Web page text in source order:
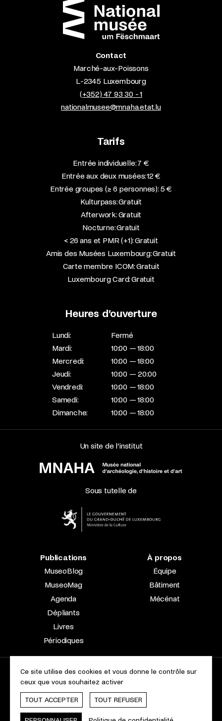
Contact
Marché-aux-Poissons
L-2345 Luxembourg
(+352) 47 93 30 - 1
nationalmusee@mnaha.etat.lu
Tarifs
Entrée individuelle: 7 €
Entrée aux deux musées: 12 €
Entrée groupes (≥ 6 personnes): 5 €
Kulturpass: Gratuit
Afterwork: Gratuit
Nocturne: Gratuit
< 26 ans et PMR (+1): Gratuit
Amis des Musées Luxembourg: Gratuit
Carte membre ICOM: Gratuit
Luxembourg Card: Gratuit
Heures d’ouverture
Lundi:
Fermé
Mardi:
10:00 — 18:00
Mercredi:
10:00 — 18:00
Jeudi:
10:00 — 20:00
Vendredi:
10:00 — 18:00
Samedi:
10:00 — 18:00
Dimanche:
10:00 — 18:00
Un site de l’institut
Sous tutelle de
Publications
MuseoBlog
MuseoMag
Agenda
Dépliants
Livres
Périodiques
À propos
Équipe
Bâtiment
Mécénat
2023 © Le Musée national d’archéologie, d’histoire et d’art |
À propos du site
Accessibilité
Charte des cookies
Ce site utilise des cookies et vous donne le contrôle sur
ceux que vous souhaitez activer
TOUT ACCEPTER TOUT REFUSER